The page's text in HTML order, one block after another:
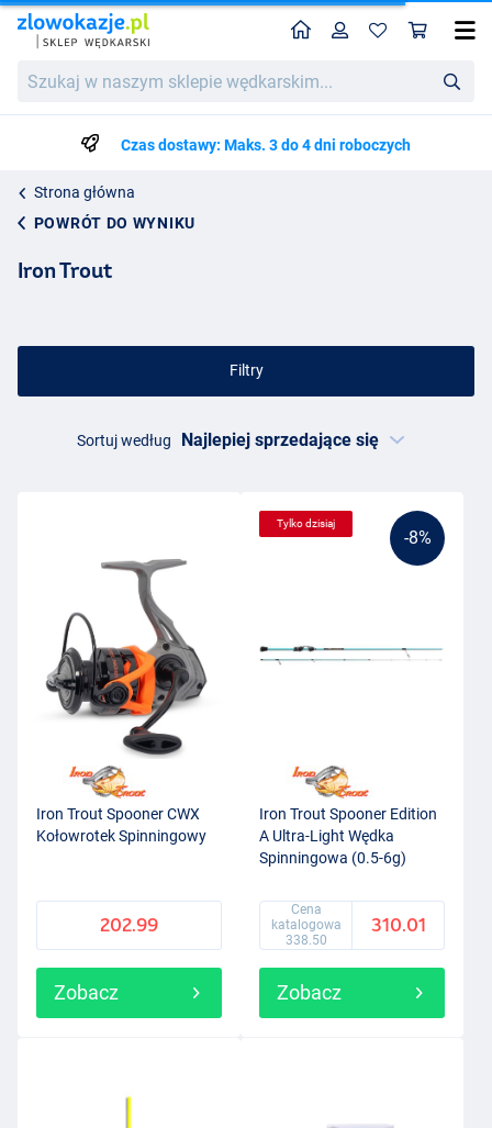
w
wędkarskim...
HomeProfil
Czas dostawy: Maks. 3 do 4 dni roboczych
Strona główna
POWRÓT DO WYNIKU
Iron Trout
Filtry
Sortuj według
Iron Trout Spooner CWX
Kołowrotek Spinningowy
202.99
Zobacz
-8%
Tylko dzisiaj
Iron Trout Spooner Edition
A Ultra-Light Wędka
Spinningowa (0.5-6g)
Cena
katalogowa
338.50
310.01
Zobacz